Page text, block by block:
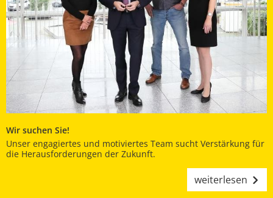
Wir suchen Sie!
Unser engagiertes und motiviertes Team sucht Verstärkung für
die Herausforderungen der Zukunft.
weiterlesen